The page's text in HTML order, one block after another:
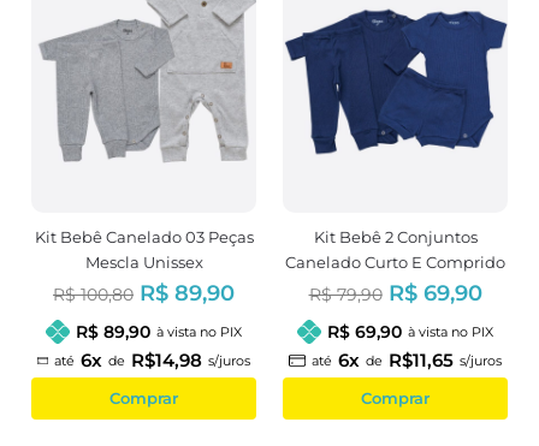
Kit Bebê Canelado 03 Peças
Mescla Unissex
R$ 100,80 R$ 89,90
R$ 89,90 à vista no PIX
até 6x de R$14,98 s/juros
Comprar
Kit Bebê 2 Conjuntos
Canelado Curto E Comprido
Azul Marinho
R$ 79,90 R$ 69,90
R$ 69,90 à vista no PIX
até 6x de R$11,65 s/juros
Comprar